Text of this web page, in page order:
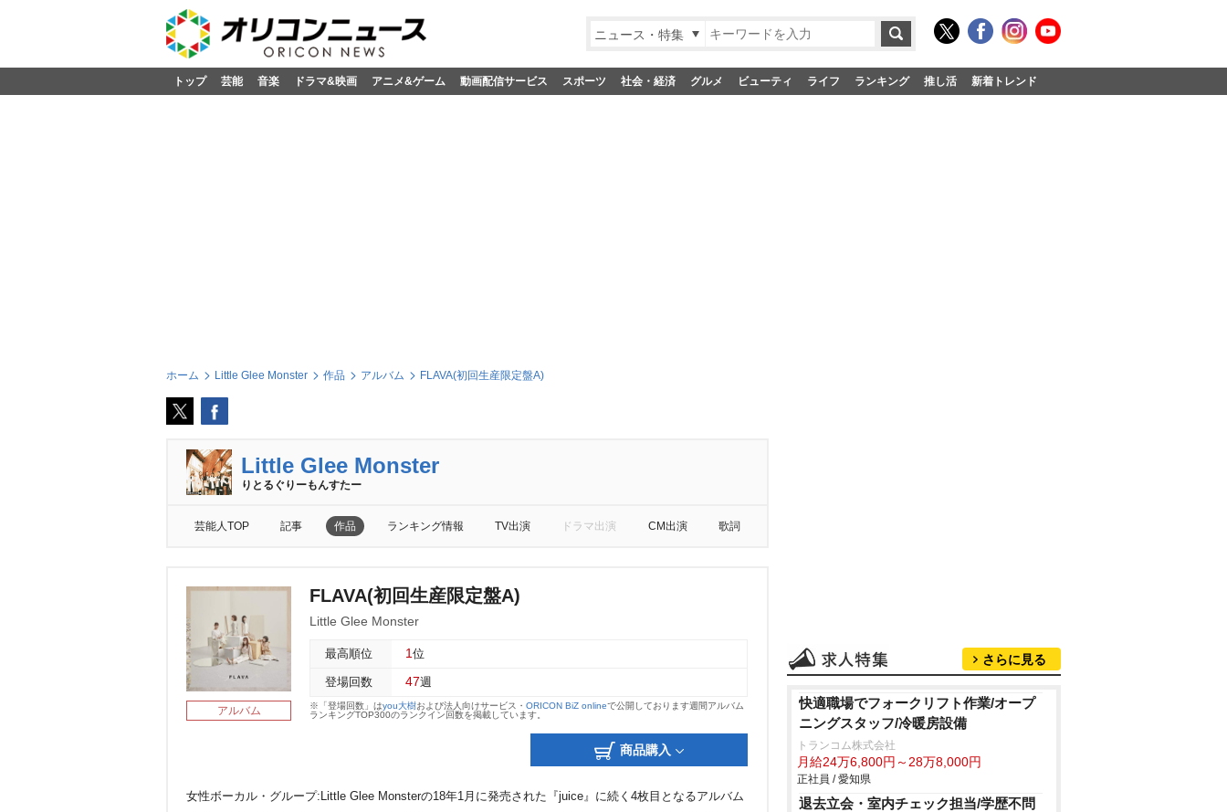
ニュース・特集
トップ 芸能 音楽 ドラマ&映画 アニメ&ゲーム 動画配信サービス スポーツ 社会・経済 グルメ ビューティ ライフ ランキング 推し活 新着トレンド
ホーム Little Glee Monster 作品 アルバム FLAVA(初回生産限定盤A)
Little Glee Monster
りとるぐりーもんすたー
芸能人TOP 記事 作品 ランキング情報 TV出演 ドラマ出演 CM出演 歌詞
アルバム
FLAVA(初回生産限定盤A)
Little Glee Monster
最高順位 1 位
登場回数 47週
※「登場回数」はyou大樹および法人向けサービス・ ORICON BiZ onlineで公開しております週間アルバム
ランキングTOP300のランクイン回数を掲載しています。
商品購入
女性ボーカル・グループ:Little Glee Monsterの18年1月に発売された『juice』に続く4枚目となるアルバム
さらに見る
快適職場でフォークリフト作業/オープ
ニングスタッフ/冷暖房設備
トランコム株式会社
月給24万6,800円～28万8,000円
正社員 / 愛知県
退去立会・室内チェック担当/学歴不問